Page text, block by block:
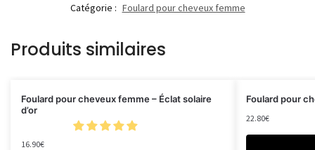
Catégorie : Foulard pour cheveux femme
Produits similaires
Foulard pour cheveux femme – Éclat solaire
d’or
16.90€
Foulard pour
22.80€